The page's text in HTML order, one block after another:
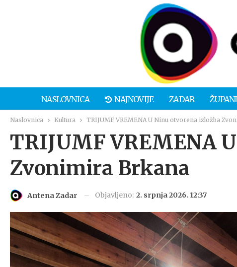
NASLOVNICA NAJNOVIJE ZADAR
Naslovnica Kultura TRIJUMF VREMENA U Ninu otvorena izložba
TRIJUMF VREMENA
Zvonimira Brkana
Antena Zadar Objavljeno: 2. srpnja 2026. 12:37